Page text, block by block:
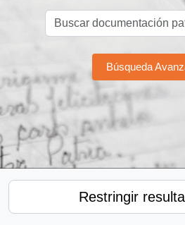
Búsqueda
Restringir